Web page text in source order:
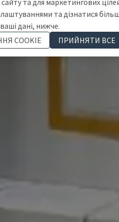
та для маркетингових
та дізнатися
дані, нижче.
COOKIE
ПРИЙНЯТИ ВСЕ